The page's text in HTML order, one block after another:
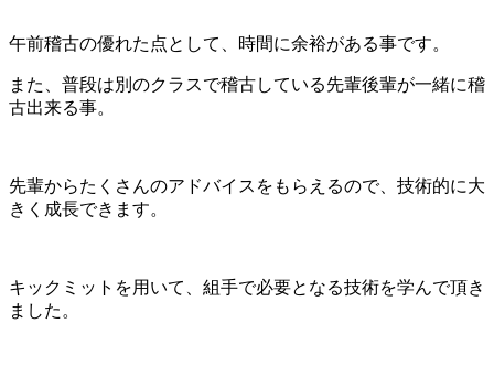
午前稽古の優れた点として、時間に余裕がある事です。
また、普段は別のクラスで稽古している先輩後輩が一緒に稽
古出来る事。
先輩からたくさんのアドバイスをもらえるので、技術的に大
きく成長できます。
キックミットを用いて、組手で必要となる技術を学んで頂き
ました。